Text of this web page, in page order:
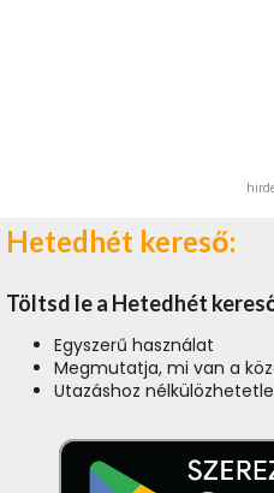
Hetedhét kereső:
Töltsd le a Hetedhét
Egyszerű használat
Megmutatja, mi van a
Utazáshoz